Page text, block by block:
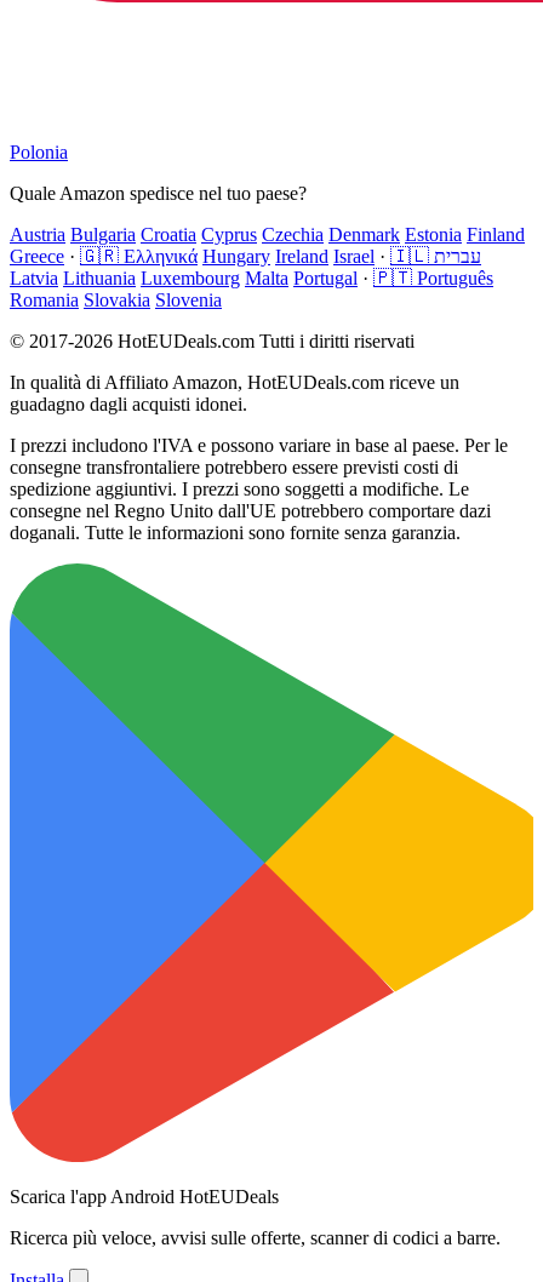
Polonia
Quale Amazon spedisce nel tuo paese?
Austria Bulgaria Croatia Cyprus Czechia Denmark Estonia Finland
Greece · 🇬🇷 Ελληνικά Hungary Ireland Israel ·
🇮🇱 עברית
Latvia Lithuania Luxembourg Malta Portugal · 🇵🇹 Português
Romania Slovakia Slovenia
© 2017-2026 HotEUDeals.com Tutti i diritti riservati
In qualità di Affiliato Amazon, HotEUDeals.com riceve un
guadagno dagli acquisti idonei.
I prezzi includono l'IVA e possono variare in base al paese. Per le
consegne transfrontaliere potrebbero essere previsti costi di
spedizione aggiuntivi. I prezzi sono soggetti a modifiche. Le
consegne nel Regno Unito dall'UE potrebbero comportare dazi
doganali. Tutte le informazioni sono fornite senza garanzia.
Scarica l'app Android HotEUDeals
Ricerca più veloce, avvisi sulle offerte, scanner di codici a barre.